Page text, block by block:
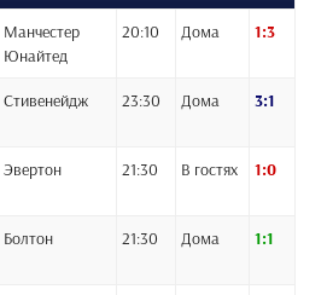
Манчестер
Юнайтед
20:10 Дома 1:3
Стивенейдж 23:30 Дома 3:1
Эвертон 21:30 В гостях 1:0
Болтон 21:30 Дома 1:1